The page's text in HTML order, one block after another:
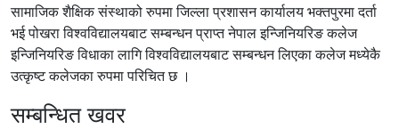
सामाजिक शैक्षिक संस्थाको रुपमा जिल्ला प्रशासन कार्यालय भक्तपुरमा दर्ता
भई पोखरा विश्वविद्यालयबाट सम्बन्धन प्राप्त नेपाल इन्जिनियरिङ कलेज
इन्जिनियरिङ विधाका लागि विश्वविद्यालयबाट सम्बन्धन लिएका कलेज मध्येकै
उत्कृष्ट कलेजका रुपमा परिचित छ ।
सम्बन्धित खवर